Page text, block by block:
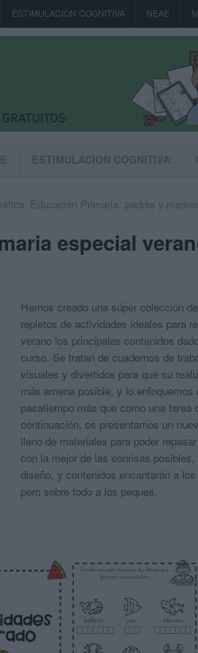
ESTIMULACION COGNITIVA NEAE
ESTIMULACION COGNITIVA
Educación Primaria padres y madres
especial
Hemos creado una súper colección
repletos de actividades ideales para
verano los principales contenidos
curso. Se tratan de cuadernos de
visuales y divertidos para que su
más amena posible, y lo enfoquemos
pasatiempo más que como una tarea
continuación, os presentamos un
lleno de materiales para poder
con la mejor de las sonrisas posibles,
diseño, y contenidos encantarán a los
pero sobre todo a los peques.